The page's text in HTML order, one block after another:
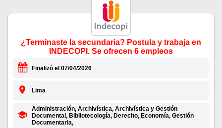
¿Terminaste la secundaria? Postula y trabaja en
INDECOPI. Se ofrecen 6 empleos
Finalizó el 07/04/2026
Lima
Administración, Archivística, Archivística y Gestión
Documental, Bibliotecología, Derecho, Economía, Gestión
Documentaria,